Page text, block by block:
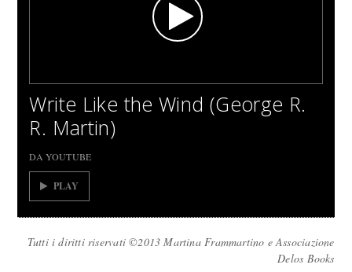
Write Like the Wind (George R.
R. Martin)
DA YOUTUBE
PLAY
Tutti i diritti riservati ©2013 Martina Frammartino e Associazione
Delos Books